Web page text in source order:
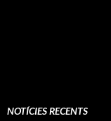
NOTÍCIES RECENTS